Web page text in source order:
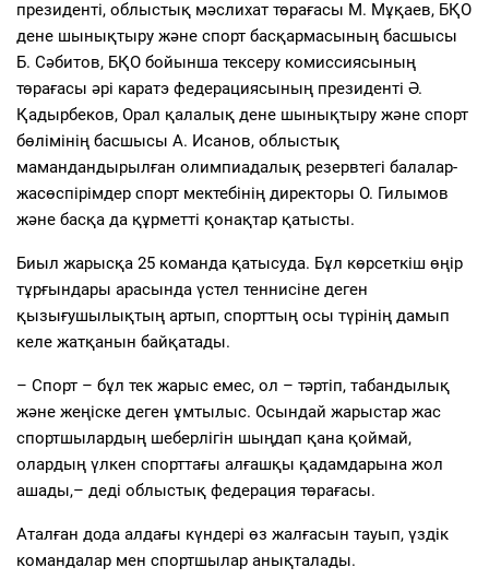
президенті, облыстық мәслихат төрағасы М. Мұқаев, БҚО
дене шынықтыру және спорт басқармасының басшысы
Б. Сәбитов, БҚО бойынша тексеру комиссиясының
төрағасы әрі каратэ федерациясының президенті Ә.
Қадырбеков, Орал қалалық дене шынықтыру және спорт
бөлімінің басшысы А. Исанов, облыстық
мамандандырылған олимпиадалық резервтегі балалар-
жасөспірімдер спорт мектебінің директоры О. Гилымов
және басқа да құрметті қонақтар қатысты.
Биыл жарысқа 25 команда қатысуда. Бұл көрсеткіш өңір
тұрғындары арасында үстел теннисіне деген
қызығушылықтың артып, спорттың осы түрінің дамып
келе жатқанын байқатады.
– Спорт – бұл тек жарыс емес, ол – тәртіп, табандылық
және жеңіске деген ұмтылыс. Осындай жарыстар жас
спортшылардың шеберлігін шыңдап қана қоймай,
олардың үлкен спорттағы алғашқы қадамдарына жол
ашады,– деді облыстық федерация төрағасы.
Аталған дода алдағы күндері өз жалғасын тауып, үздік
командалар мен спортшылар анықталады.